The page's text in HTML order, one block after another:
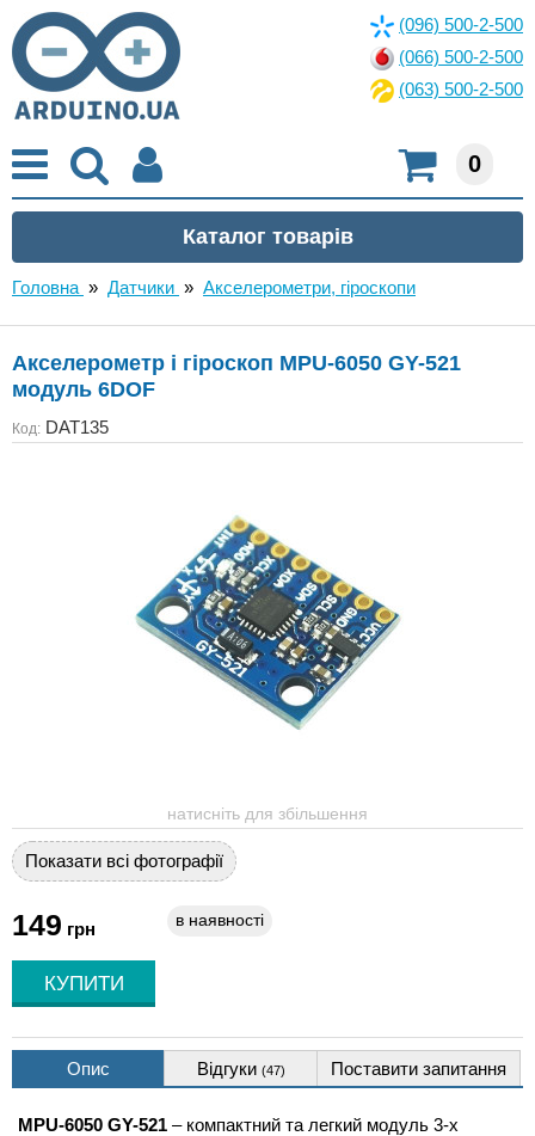
(096) 500-2-500
(066) 500-2-500
(063) 500-2-500
0
Головна » Датчики » Акселерометри, гіроскопи
Акселерометр і гіроскоп MPU-6050 GY-521
модуль 6DOF
Код: DAT135
натисніть для збільшення
Показати всі фотографії
149 грн в наявності
Опис Відгуки (47) Поставити запитання
MPU-6050 GY-521 – компактний та легкий модуль 3-х